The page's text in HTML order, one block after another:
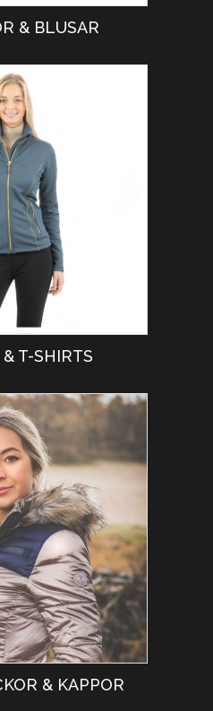
& BLUSAR
T-SHIRTS
& KAPPOR